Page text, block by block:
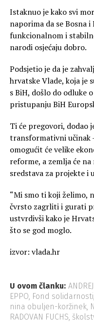
Istaknuo je kako svi
naporima da se Bosna
funkcionalnom i
narodi osjećaju dobro.
Podsjetio je da je
hrvatske Vlade, koja je
s BiH, došlo do odluke
pristupanju BiH
Ti će pregovori, dodao
transformativni učinak
omogućit će velike
reforme, a zemlja će
sredstava za projekte i
“Mi smo ti koji želimo,
čvrsto zagrliti i gurati
ustvrdivši kako je
što se god moglo.
izvor: vlada.hr
U ovom članku:
EPPO Fond solidarnosti
nina obuljen-koržinek
RADOVAN FUCHS